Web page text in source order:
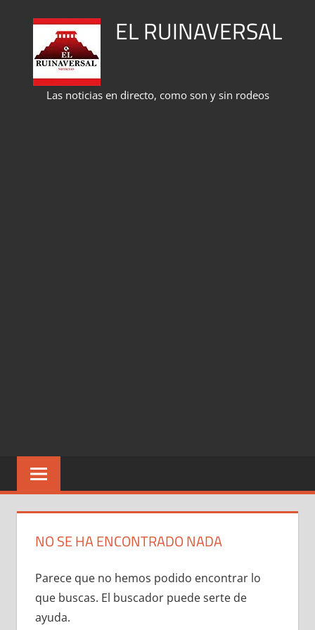
contenido
EL RUINAVERSAL
Las noticias en directo, como son y sin rodeos
NO SE HA ENCONTRADO NADA
Parece que no hemos podido encontrar lo
que buscas. El buscador puede serte de
ayuda.